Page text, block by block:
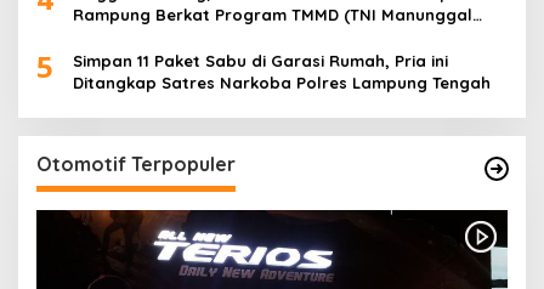
Rampung Berkat Program TMMD (TNI Manunggal
5
Simpan 11 Paket Sabu di Garasi Rumah, Pria ini
Ditangkap Satres Narkoba Polres Lampung Tengah
Otomotif Terpopuler